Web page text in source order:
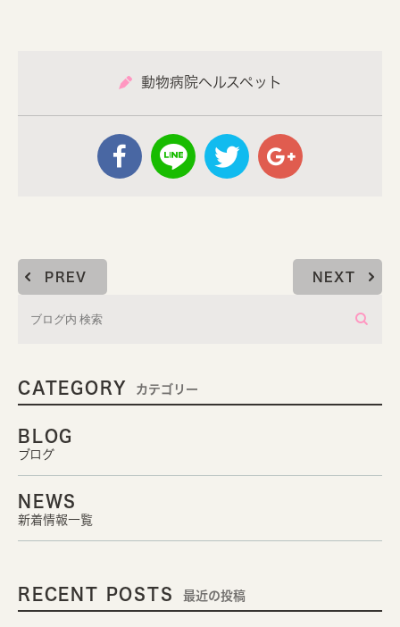
動物病院ヘルスペット
PREV NEXT
CATEGORY カテゴリー
BLOG
ブログ
NEWS
新着情報一覧
RECENT POSTS 最近の投稿